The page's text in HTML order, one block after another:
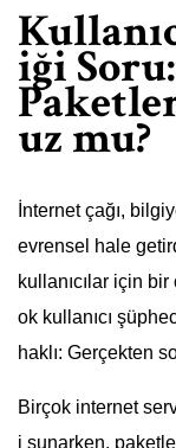
iği
uz mu?
İnternet çağı,
evrensel hale
kullanıcılar için
ok kullanıcı
haklı: Gerçekten
Birçok internet
i sunarken,